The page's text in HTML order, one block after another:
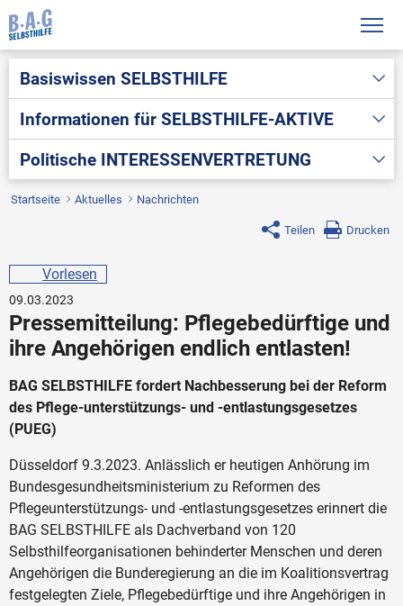
Basiswissen SELBSTHILFE
Informationen für SELBSTHILFE-AKTIVE
Politische INTERESSENVERTRETUNG
Startseite Aktuelles Nachrichten
Teilen Drucken
Vorlesen
09.03.2023
Pressemitteilung: Pflegebedürftige und
ihre Angehörigen endlich entlasten!
BAG SELBSTHILFE fordert Nachbesserung bei der Reform
des Pflege-unterstützungs- und -entlastungsgesetzes
(PUEG)
Düsseldorf 9.3.2023. Anlässlich er heutigen Anhörung im
Bundesgesundheitsministerium zu Reformen des
Pflegeunterstützungs- und -entlastungsgesetzes erinnert die
BAG SELBSTHILFE als Dachverband von 120
Selbsthilfeorganisationen behinderter Menschen und deren
Angehörigen die Bunderegierung an die im Koalitionsvertrag
festgelegten Ziele, Pflegebedürftige und ihre Angehörigen in